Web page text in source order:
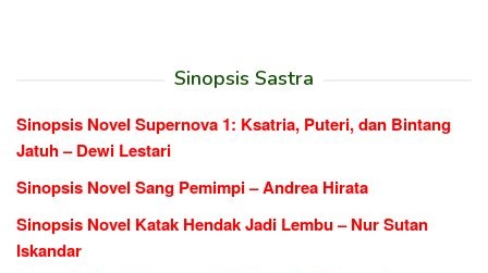
Sinopsis Sastra
Sinopsis Novel Supernova 1: Ksatria, Puteri, dan Bintang
Jatuh – Dewi Lestari
Sinopsis Novel Sang Pemimpi – Andrea Hirata
Sinopsis Novel Katak Hendak Jadi Lembu – Nur Sutan
Iskandar